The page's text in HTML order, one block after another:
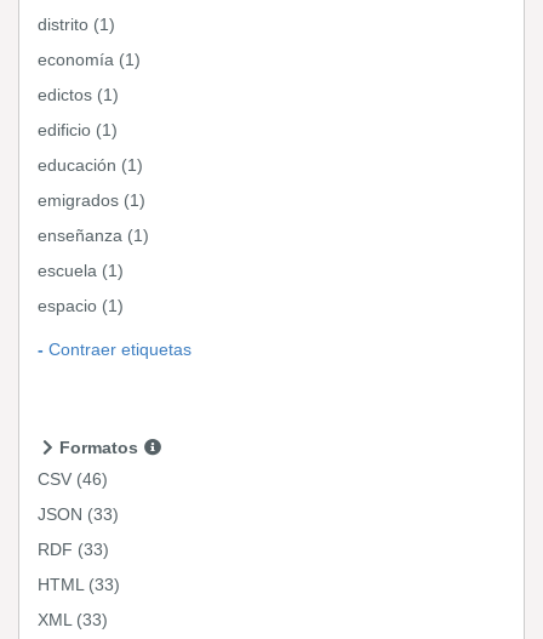
distrito (1)
economía (1)
edictos (1)
edificio (1)
educación (1)
emigrados (1)
enseñanza (1)
escuela (1)
espacio (1)
Contraer etiquetas
Formatos
CSV (46)
JSON (33)
RDF (33)
HTML (33)
XML (33)